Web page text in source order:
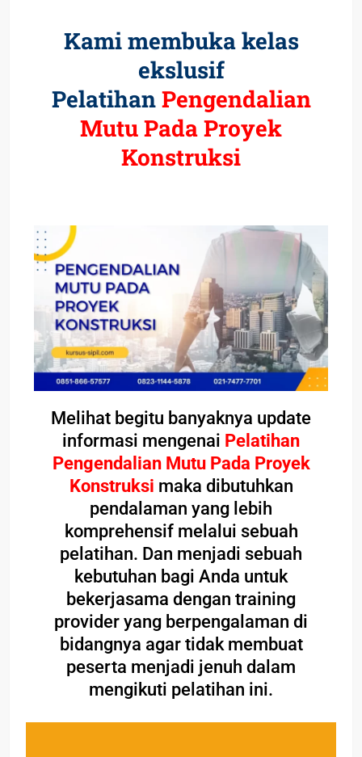
Kami membuka kelas
ekslusif
PelatihanPengendalian
Mutu Pada Proyek
Konstruksi
Melihat begitu banyaknya update
informasi mengenai Pelatihan
Pengendalian Mutu Pada Proyek
Konstruksi maka dibutuhkan
pendalaman yang lebih
komprehensif melalui sebuah
pelatihan. Dan menjadi sebuah
kebutuhan bagi Anda untuk
bekerjasama dengan training
provider yang berpengalaman di
bidangnya agar tidak membuat
peserta menjadi jenuh dalam
mengikuti pelatihan ini.